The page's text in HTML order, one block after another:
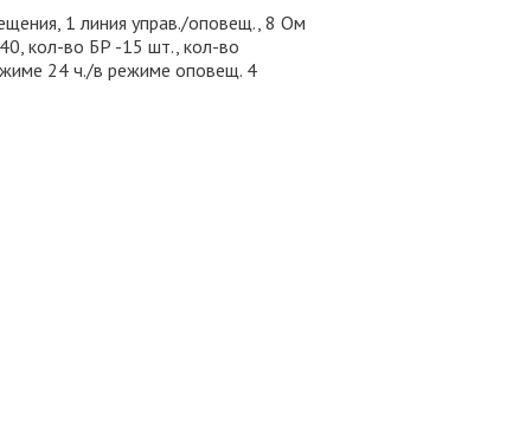
1 линия управ./оповещ., 8 Ом
кол-во БР -15 шт., кол-во
24 ч./в режиме оповещ. 4